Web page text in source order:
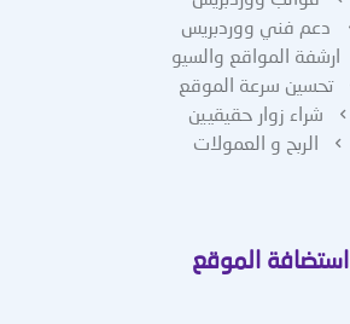
دعم فني ووردبريس
ارشفة المواقع والسيو
تحسين سرعة الموقع
شراء زوار حقيقيين
الربح و العمولات
استضافة الموقع